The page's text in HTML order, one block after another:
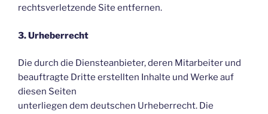
rechtsverletzende Site entfernen.
3. Urheberrecht
Die durch die Diensteanbieter, deren Mitarbeiter und
beauftragte Dritte erstellten Inhalte und Werke auf
diesen Seiten
unterliegen dem deutschen Urheberrecht. Die